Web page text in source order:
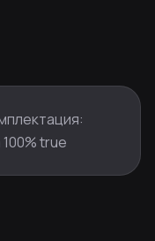
true